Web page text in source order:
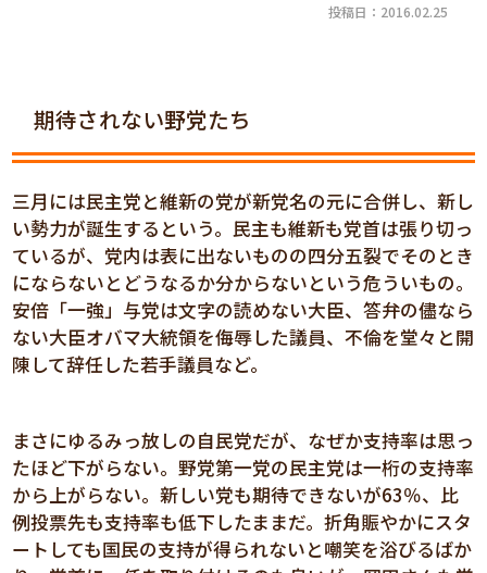
投稿日：2016.02.25
期待されない野党たち
三月には民主党と維新の党が新党名の元に合併し、新し
い勢力が誕生するという。民主も維新も党首は張り切っ
ているが、党内は表に出ないものの四分五裂でそのとき
にならないとどうなるか分からないという危ういもの。
安倍「一強」与党は文字の読めない大臣、答弁の儘なら
ない大臣オバマ大統領を侮辱した議員、不倫を堂々と開
陳して辞任した若手議員など。
まさにゆるみっ放しの自民党だが、なぜか支持率は思っ
たほど下がらない。野党第一党の民主党は一桁の支持率
から上がらない。新しい党も期待できないが63％、比
例投票先も支持率も低下したままだ。折角賑やかにスタ
ートしても国民の支持が得られないと嘲笑を浴びるばか